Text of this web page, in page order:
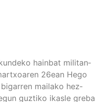
hain­bat mili­tan­
26ean Hego
mai­la­ko hez­
guz­ti­ko ikas­le gre­ba